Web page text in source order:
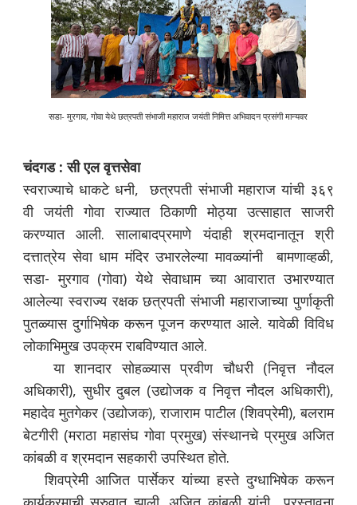
सडा- मुरगाव, गोवा येथे छत्रपती संभाजी महाराज जयंती निमित्त अभिवादन प्रसंगी मान्यवर
चंदगड : सी एल वृत्तसेवा
स्वराज्याचे धाकटे धनी, छत्रपती संभाजी महाराज यांची ३६९
वी जयंती गोवा राज्यात ठिकाणी मोठ्या उत्साहात साजरी
करण्यात आली. सालाबादप्रमाणे यंदाही श्रमदानातून श्री
दत्तात्रेय सेवा धाम मंदिर उभारलेल्या मावळ्यांनी बामणाव्हळी,
सडा- मुरगाव (गोवा) येथे सेवाधाम च्या आवारात उभारण्यात
आलेल्या स्वराज्य रक्षक छत्रपती संभाजी महाराजाच्या पुर्णाकृती
पुतळ्यास दुर्गाभिषेक करून पूजन करण्यात आले. यावेळी विविध
लोकाभिमुख उपक्रम राबविण्यात आले.
या शानदार सोहळ्यास प्रवीण चौधरी (निवृत्त नौदल
अधिकारी), सुधीर दुबल (उद्योजक व निवृत्त नौदल अधिकारी),
महादेव मुतगेकर (उद्योजक), राजाराम पाटील (शिवप्रेमी), बलराम
बेटगीरी (मराठा महासंघ गोवा प्रमुख) संस्थानचे प्रमुख अजित
कांबळी व श्रमदान सहकारी उपस्थित होते.
शिवप्रेमी आजित पार्सेकर यांच्या हस्ते दुग्धाभिषेक करून